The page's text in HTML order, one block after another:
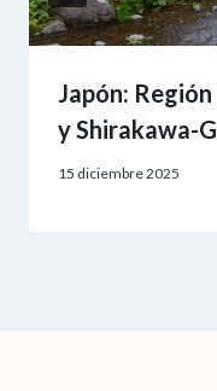
Japón:
y Shirakawa-
15 diciembre 2025